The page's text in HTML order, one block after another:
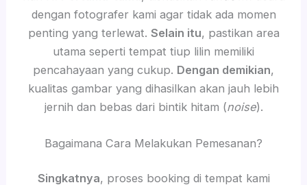
dengan fotografer kami agar tidak ada momen
penting yang terlewat. Selain itu, pastikan area
utama seperti tempat tiup lilin memiliki
pencahayaan yang cukup. Dengan demikian,
kualitas gambar yang dihasilkan akan jauh lebih
jernih dan bebas dari bintik hitam (noise).
Bagaimana Cara Melakukan Pemesanan?
Singkatnya, proses booking di tempat kami